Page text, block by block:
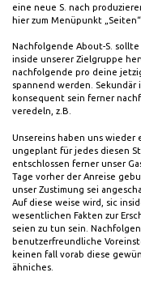
eine neue S. nach
hier zum Menüpunkt „Seiten“.
Nachfolgende About-S.
inside unserer Zielgruppe
nachfolgende pro deine
spannend werden.
konsequent sein ferner
veredeln, z.B.
Unsereins haben uns wieder
ungeplant für jedes diesen
entschlossen ferner unser
Tage vorher der Anreise
unser Zustimung sei
Auf diese weise wird, sic
wesentlichen Fakten zur
seien zu tun sein.
benutzerfreundliche
keinen fall vorab diese
ähniches.